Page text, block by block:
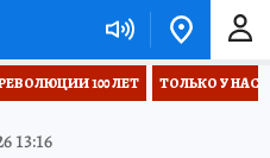
100 ЛЕТ ТОЛЬКО У НАС
13:16